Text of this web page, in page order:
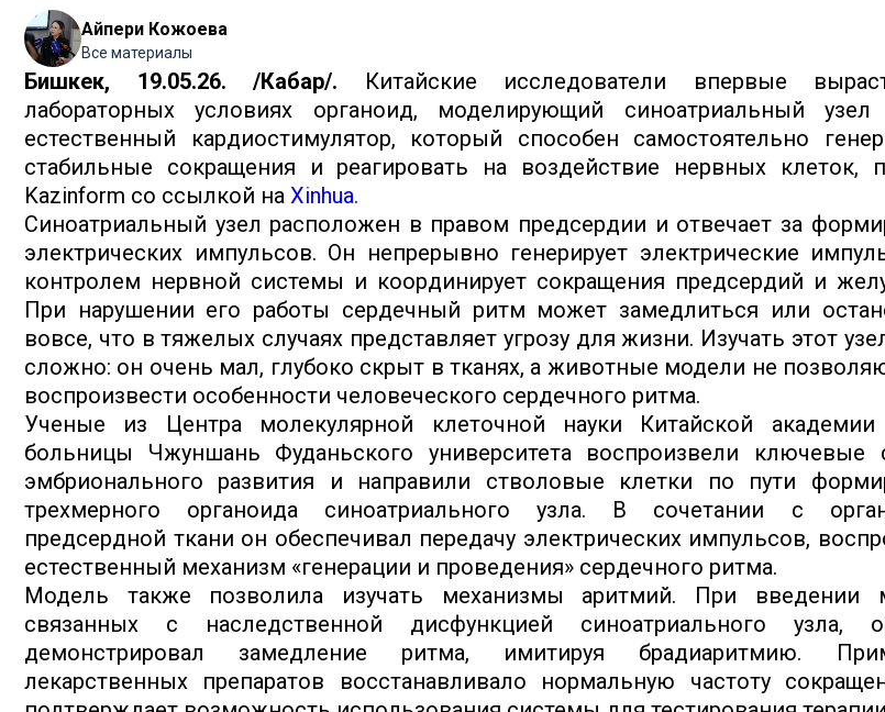
Айпери Кожоева
Все материалы
Бишкек, 19.05.26. /Кабар/. Китайские исследователи впервые
лабораторных условиях органоид, моделирующий синоатриальный узел
естественный кардиостимулятор, который способен самостоятельно
стабильные сокращения и реагировать на воздействие нервных клеток,
Kazinform со ссылкой на Xinhua.
Синоатриальный узел расположен в правом предсердии и отвечает за
электрических импульсов. Он непрерывно генерирует электрические
контролем нервной системы и координирует сокращения предсердий и
При нарушении его работы сердечный ритм может замедлиться или
вовсе, что в тяжелых случаях представляет угрозу для жизни. Изучать этот
сложно: он очень мал, глубоко скрыт в тканях, а животные модели не
воспроизвести особенности человеческого сердечного ритма.
Ученые из Центра молекулярной клеточной науки Китайской
больницы Чжуншань Фуданьского университета воспроизвели ключевые
эмбрионального развития и направили стволовые клетки по пути
трехмерного органоида синоатриального узла. В сочетании с
предсердной ткани он обеспечивал передачу электрических импульсов,
естественный механизм «генерации и проведения» сердечного ритма.
Модель также позволила изучать механизмы аритмий. При введении
связанных с наследственной дисфункцией синоатриального узла,
демонстрировал замедление ритма, имитируя брадиаритмию.
лекарственных препаратов восстанавливало нормальную частоту